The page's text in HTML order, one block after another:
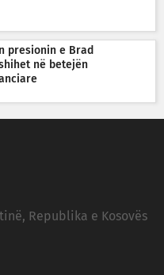
presionin e Brad
në betejën
Republika e Kosovës